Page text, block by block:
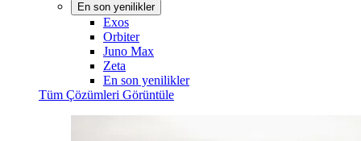
En son yenilikler
Exos
Orbiter
Juno Max
Zeta
En son yenilikler
Tüm Çözümleri Görüntüle